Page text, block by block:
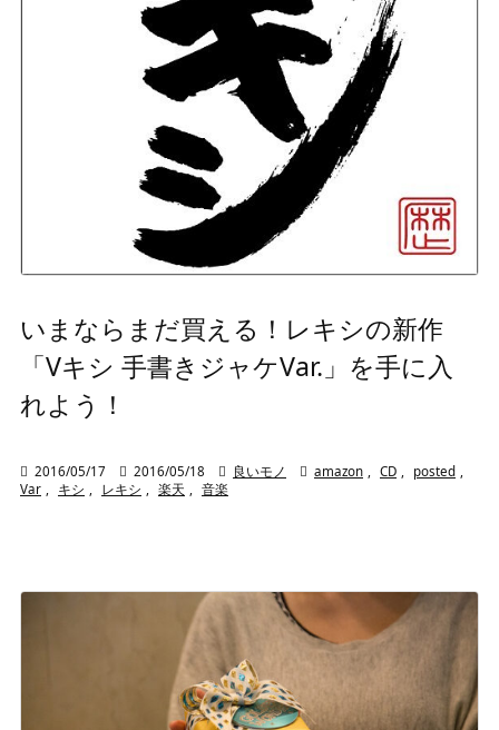
いまならまだ買える！レキシの新作
「Vキシ 手書きジャケVar.」を手に入
れよう！
 2016/05/17  2016/05/18  良いモノ  amazon , CD , posted ,
Var , キシ , レキシ , 楽天 , 音楽